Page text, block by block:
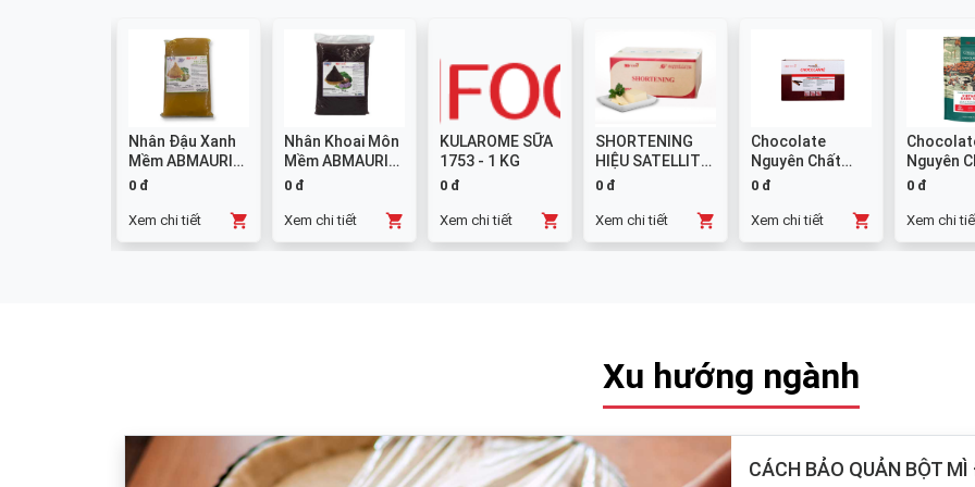
Nhân Đậu Xanh
Mềm ABMAURI
3kg
0 đ
Xem chi tiết
Nhân Khoai Môn
Mềm ABMAURI
3kg
0 đ
Xem chi tiết
KULAROME SỮA
1753 - 1 KG
0 đ
Xem chi tiết
SHORTENING
HIỆU SATELLITE
25 KG
0 đ
Xem chi tiết
Chocolate
Nguyên Chất
Đen GHANA
0 đ
Xem chi tiết
Nguyên
Sữa 38% -
0 đ
Xem chi
Xu hướng ngành
CÁCH BẢO QUẢN BỘT